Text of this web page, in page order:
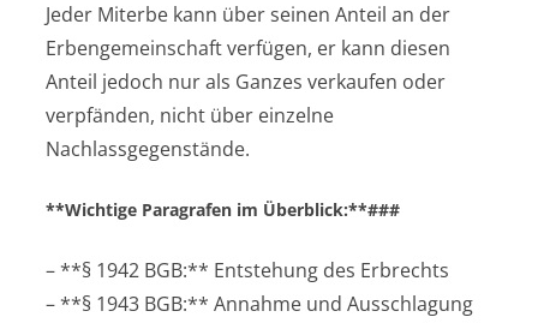
Jeder Miterbe kann über seinen Anteil an der
Erbengemeinschaft verfügen, er kann diesen
Anteil jedoch nur als Ganzes verkaufen oder
verpfänden, nicht über einzelne
Nachlassgegenstände.
**Wichtige Paragrafen im Überblick:**###
– **§ 1942 BGB:** Entstehung des Erbrechts
– **§ 1943 BGB:** Annahme und Ausschlagung